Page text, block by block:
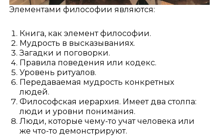
Элементами философии являются:
Книга, как элемент философии.
Мудрость в высказываниях.
Загадки и поговорки.
Правила поведения или кодекс.
Уровень ритуалов.
Передаваемая мудрость конкретных
людей.
Философская иерархия. Имеет два столпа:
люди и уровни понимания.
Люди, которые чему-то учат человека или
же что-то демонстрируют.